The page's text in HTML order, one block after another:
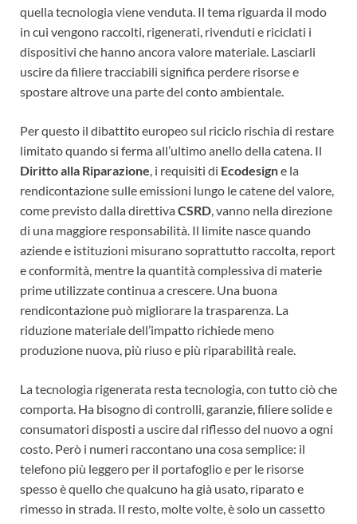
quella tecnologia viene venduta. Il tema riguarda il modo
in cui vengono raccolti, rigenerati, rivenduti e riciclati i
dispositivi che hanno ancora valore materiale. Lasciarli
uscire da filiere tracciabili significa perdere risorse e
spostare altrove una parte del conto ambientale.
Per questo il dibattito europeo sul riciclo rischia di restare
limitato quando si ferma all’ultimo anello della catena. Il
Diritto alla Riparazione, i requisiti di Ecodesigne la
rendicontazione sulle emissioni lungo le catene del valore,
come previsto dalla direttivaCSRD, vanno nella direzione
di una maggiore responsabilità. Il limite nasce quando
aziende e istituzioni misurano soprattutto raccolta, report
e conformità, mentre la quantità complessiva di materie
prime utilizzate continua a crescere. Una buona
rendicontazione può migliorare la trasparenza. La
riduzione materiale dell’impatto richiede meno
produzione nuova, più riuso e più riparabilità reale.
La tecnologia rigenerata resta tecnologia, con tutto ciò che
comporta. Ha bisogno di controlli, garanzie, filiere solide e
consumatori disposti a uscire dal riflesso del nuovo a ogni
costo. Però i numeri raccontano una cosa semplice: il
telefono più leggero per il portafoglio e per le risorse
spesso è quello che qualcuno ha già usato, riparato e
rimesso in strada. Il resto, molte volte, è solo un cassetto